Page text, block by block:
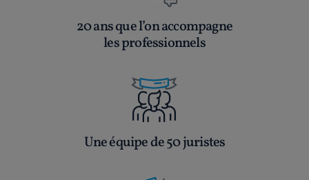
20 ans que l’on accompagne
les professionnels
Une équipe de 50 juristes